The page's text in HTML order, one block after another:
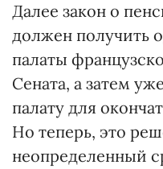
Далее закон о
должен получить
палаты
Сената, а затем
палату для
Но теперь, это
неопределенный